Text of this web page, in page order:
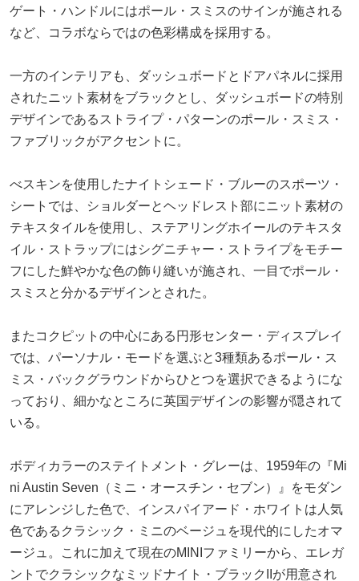
ゲート・ハンドルにはポール・スミスのサインが施される
など、コラボならではの色彩構成を採用する。
一方のインテリアも、ダッシュボードとドアパネルに採用
されたニット素材をブラックとし、ダッシュボードの特別
デザインであるストライプ・パターンのポール・スミス・
ファブリックがアクセントに。
べスキンを使用したナイトシェード・ブルーのスポーツ・
シートでは、ショルダーとヘッドレスト部にニット素材の
テキスタイルを使用し、ステアリングホイールのテキスタ
イル・ストラップにはシグニチャー・ストライプをモチー
フにした鮮やかな色の飾り縫いが施され、一目でポール・
スミスと分かるデザインとされた。
またコクピットの中心にある円形センター・ディスプレイ
では、パーソナル・モードを選ぶと3種類あるポール・ス
ミス・バックグラウンドからひとつを選択できるようにな
っており、細かなところに英国デザインの影響が隠されて
いる。
ボディカラーのステイトメント・グレーは、1959年の『Mi
ni Austin Seven（ミニ・オースチン・セブン）』をモダン
にアレンジした色で、インスパイアード・ホワイトは人気
色であるクラシック・ミニのベージュを現代的にしたオマ
ージュ。これに加えて現在のMINIファミリーから、エレガ
ントでクラシックなミッドナイト・ブラックIIが用意され